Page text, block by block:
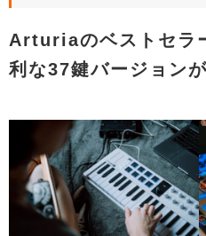
Arturiaのベストセラ
利な37鍵バージョンが